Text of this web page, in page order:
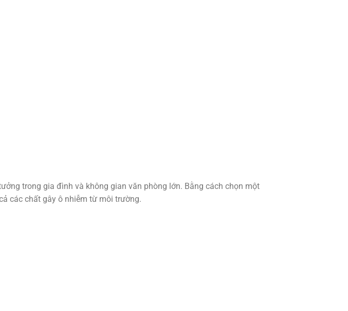
trong gia đình và không gian văn phòng lớn. Bằng cách chọn một
các chất gây ô nhiễm từ môi trường.